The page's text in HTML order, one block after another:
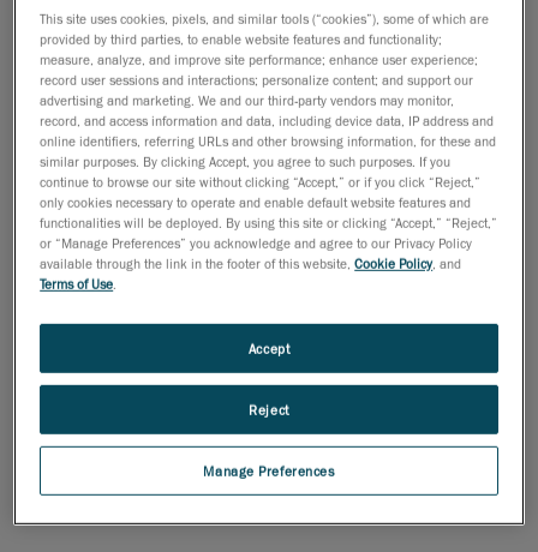
Escaneado a CAD es un asistente inteligente que lo ayuda
durante todo el proceso de desarrollo de productos. Intuitivo y
eficiente, agiliza su proceso de diseño y acelera el tiempo de
This site uses cookies, pixels, and similar tools (“cookies”), some of which are
provided by third parties, to enable website features and functionality;
measure, analyze, and improve site performance; enhance user experience;
record user sessions and interactions; personalize content; and support our
advertising and marketing. We and our third-party vendors may monitor,
record, and access information and data, including device data, IP address and
online identifiers, referring URLs and other browsing information, for these and
similar purposes. By clicking Accept, you agree to such purposes. If you
continue to browse our site without clicking “Accept,” or if you click “Reject,”
only cookies necessary to operate and enable default website features and
functionalities will be deployed. By using this site or clicking “Accept,” “Reject,”
or “Manage Preferences” you acknowledge and agree to our Privacy Policy
available through the link in the footer of this website,Cookie Policy, and
Terms of Use.
Manage Preferences
Reject
Accept